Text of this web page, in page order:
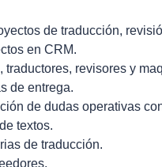
de traducción,
en CRM.
revisores y
de entrega.
de dudas operativas
textos.
de traducción.